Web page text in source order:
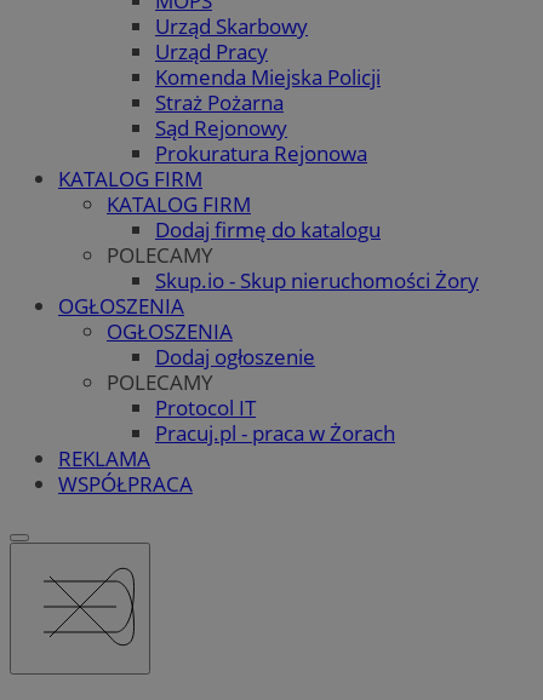
Urząd Skarbowy
Urząd Pracy
Komenda Miejska Policji
Straż Pożarna
Sąd Rejonowy
Prokuratura Rejonowa
KATALOG FIRM
KATALOG FIRM
Dodaj firmę do katalogu
POLECAMY
Skup.io - Skup nieruchomości Żory
OGŁOSZENIA
OGŁOSZENIA
Dodaj ogłoszenie
POLECAMY
Protocol IT
Pracuj.pl - praca w Żorach
REKLAMA
WSPÓŁPRACA